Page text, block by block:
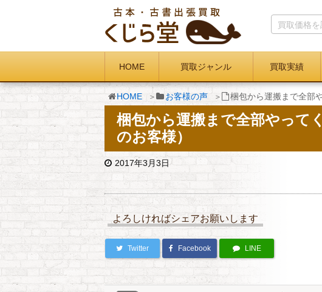
HOME 買取ジャンル 買取実績
HOME お客様の声 梱包から運搬まで全部
梱包から運搬まで全部やって
のお客様）
2017年3月3日
よろしければシェアお願いします
Twitter Facebook LINE